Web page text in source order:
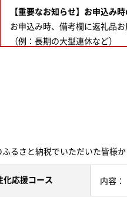
【重要なお知らせ】お申込み
お申込み時、備考欄に返礼品
（例：長期の大型連休など）
お問い合わせフォーム：
＝＝＝＝＝＝＝＝＝＝＝＝＝
るさと納税でいただいた皆様
化応援コース 内容：